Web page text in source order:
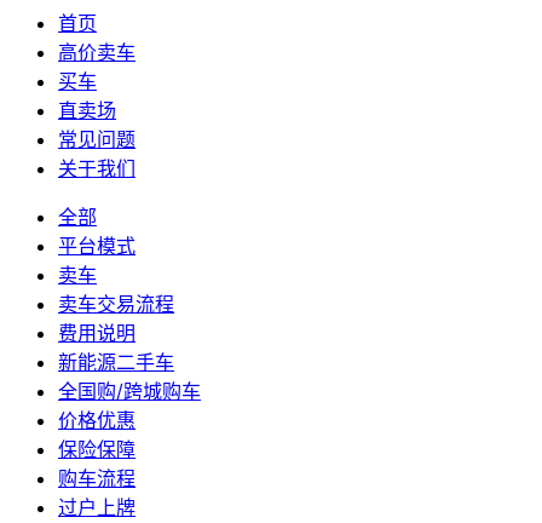
首页
高价卖车
买车
直卖场
常见问题
关于我们
全部
平台模式
卖车
卖车交易流程
费用说明
新能源二手车
全国购/跨城购车
价格优惠
保险保障
购车流程
过户上牌